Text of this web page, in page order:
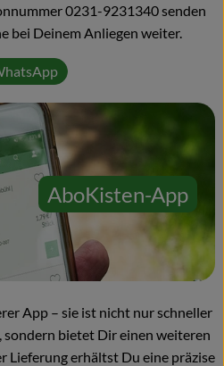
0231-9231340 senden
bei Deinem Anliegen weiter.
AboKisten-App
App – sie ist nicht nur schneller
sondern bietet Dir einen weiteren
Lieferung erhältst Du eine präzise